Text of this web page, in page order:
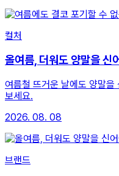
컬처
올여름, 더워도 양말을 신
여름철 뜨거운 날에도 양말
보세요.
2026. 08. 08
브랜드